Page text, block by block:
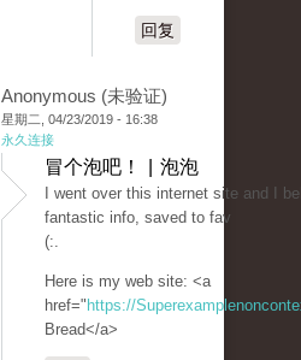
回复
Anonymous (未验证)
星期二, 04/23/2019 - 16:38
永久连接
冒个泡吧！ | 泡泡
I went over this internet site and I
fantastic info, saved to fav
(:.
Here is my web site: <a
href=" https://
Bread</a>